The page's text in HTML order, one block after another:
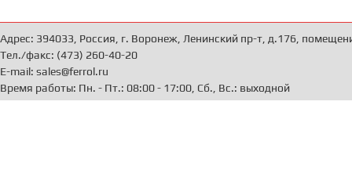
Адрес: 394033, Россия, г. Воронеж, Ленинский пр-т, д.176,
Тел./факс: (473) 260-40-20
E-mail: sales@ferrol.ru
Время работы: Пн. - Пт.: 08:00 - 17:00, Сб., Вс.: выходной